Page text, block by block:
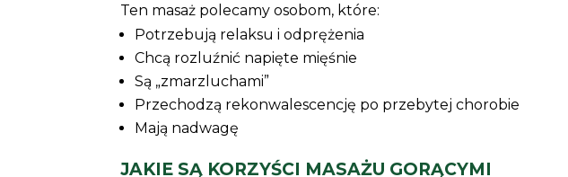
Ten masaż polecamy osobom, które:
Potrzebują relaksu i odprężenia
Chcą rozluźnić napięte mięśnie
Są „zmarzluchami”
Przechodzą rekonwalescencję po przebytej chorobie
Mają nadwagę
JAKIE SĄ KORZYŚCI MASAŻU GORĄCYMI